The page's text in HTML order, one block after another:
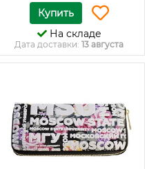
Купить
На складе
Дата доставки: 13 августа